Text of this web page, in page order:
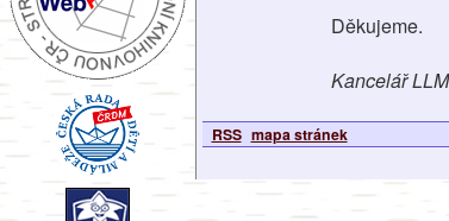
Děkujeme.
Kancelář LLM
RSS mapa stránek